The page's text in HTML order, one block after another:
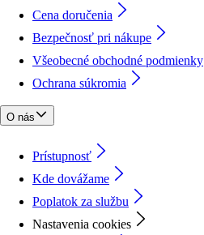
Cena doručenia
Bezpečnosť pri nákupe
Všeobecné obchodné podmienky
Ochrana súkromia
O nás
Prístupnosť
Kde dovážame
Poplatok za službu
Nastavenia cookies